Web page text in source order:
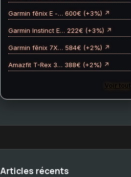
Garmin fēnix E -… 600€ (+3%) ↗
Garmin Instinct E… 222€ (+3%) ↗
Garmin fēnix 7X… 584€ (+2%) ↗
Amazfit T-Rex 3… 388€ (+2%) ↗
Voir tout
Articles récents